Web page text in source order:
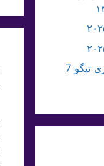
اولین تصاویر از نسل جدید چری تیگو 7